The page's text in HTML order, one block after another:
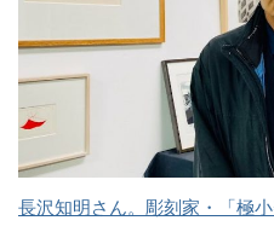
長沢知明さん。彫刻家・「極